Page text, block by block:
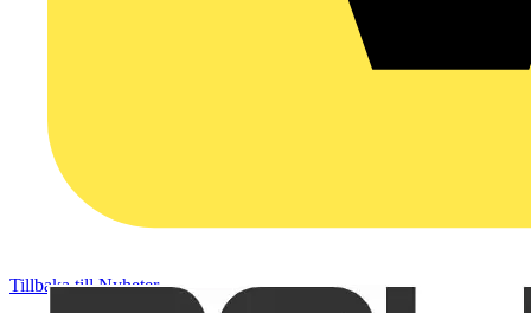
Tillbaka till Nyheter